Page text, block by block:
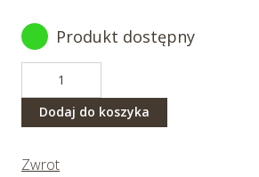
Produkt dostępny
śnieżna
60
Dodaj do koszyka
Zwrot